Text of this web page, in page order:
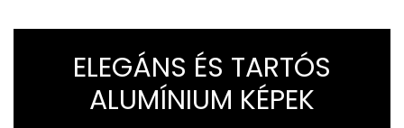
ELEGÁNS ÉS TARTÓS
ALUMÍNIUM KÉPEK